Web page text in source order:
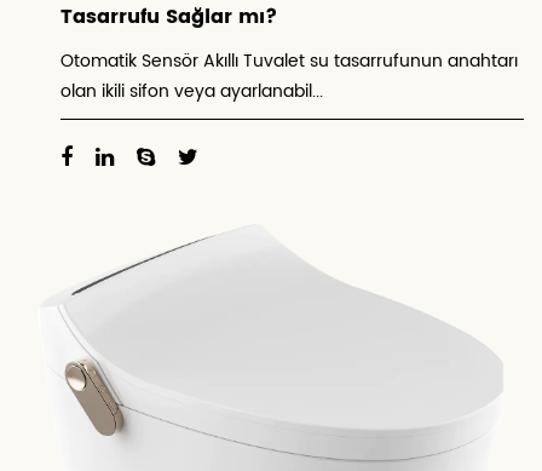
Tasarrufu Sağlar mı?
Otomatik Sensör Akıllı Tuvalet su tasarrufunun anahtarı
olan ikili sifon veya ayarlanabil...